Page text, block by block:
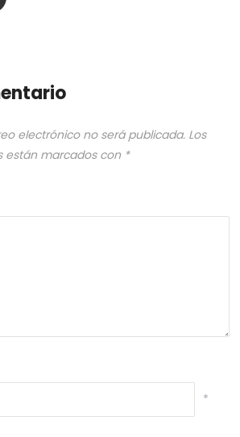
electrónico no será publicada. Los
están marcados con *
*